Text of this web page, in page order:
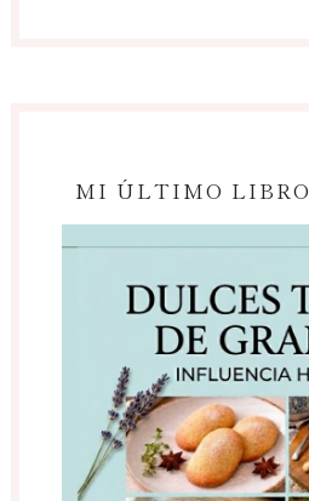
MI ÚLTIMO LIBRO